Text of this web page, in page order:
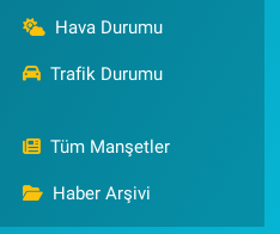
Hava Durumu
Trafik Durumu
Tüm Manşetler
Haber Arşivi